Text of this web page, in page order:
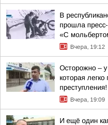
В
прошла
«С
Вчера, 19:12
Осторожно –
которая
преступления!
Вчера, 19:09
И ещё один